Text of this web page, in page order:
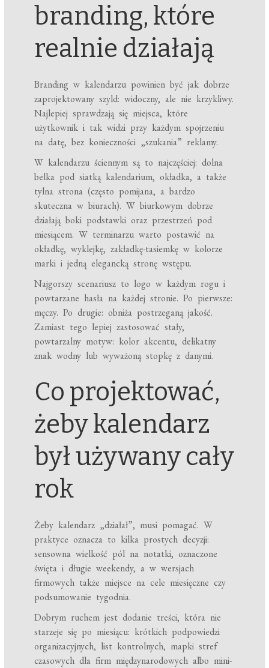
branding, które
realnie działają
Branding w kalendarzu powinien być jak dobrze
zaprojektowany szyld: widoczny, ale nie krzykliwy.
Najlepiej sprawdzają się miejsca, które
użytkownik i tak widzi przy każdym spojrzeniu
na datę, bez konieczności „szukania” reklamy.
W kalendarzu ściennym są to najczęściej: dolna
belka pod siatką kalendarium, okładka, a także
tylna strona (często pomijana, a bardzo
skuteczna w biurach). W biurkowym dobrze
działają boki podstawki oraz przestrzeń pod
miesiącem. W terminarzu warto postawić na
okładkę, wyklejkę, zakładkę-tasiemkę w kolorze
marki i jedną elegancką stronę wstępu.
Najgorszy scenariusz to logo w każdym rogu i
powtarzane hasła na każdej stronie. Po pierwsze:
męczy. Po drugie: obniża postrzeganą jakość.
Zamiast tego lepiej zastosować stały,
powtarzalny motyw: kolor akcentu, delikatny
znak wodny lub wyważoną stopkę z danymi.
Co projektować,
żeby kalendarz
był używany cały
rok
Żeby kalendarz „działał”, musi pomagać. W
praktyce oznacza to kilka prostych decyzji:
sensowna wielkość pól na notatki, oznaczone
święta i długie weekendy, a w wersjach
firmowych także miejsce na cele miesięczne czy
podsumowanie tygodnia.
Dobrym ruchem jest dodanie treści, która nie
starzeje się po miesiącu: krótkich podpowiedzi
organizacyjnych, list kontrolnych, mapki stref
czasowych dla firm międzynarodowych albo mini-